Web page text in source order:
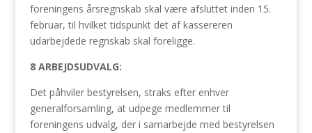
foreningens årsregnskab skal være afsluttet inden 15.
februar, til hvilket tidspunkt det af kassereren
udarbejdede regnskab skal foreligge.
8 ARBEJDSUDVALG:
Det påhviler bestyrelsen, straks efter enhver
generalforsamling, at udpege medlemmer til
foreningens udvalg, der i samarbejde med bestyrelsen